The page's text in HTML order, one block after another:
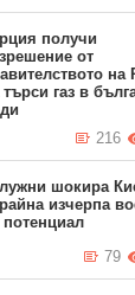
получи
от
на
търси газ в
216
шокира
изчерпа
потенциал
79